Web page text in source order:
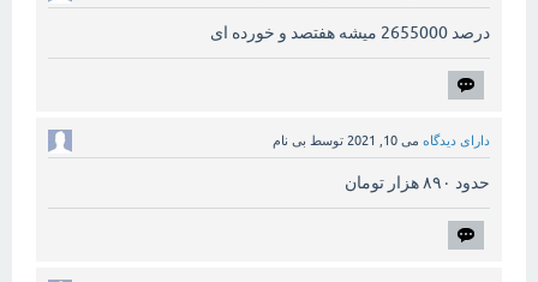
درصد 2655000 میشه هفتصد و خورده ای
دارای دیدگاه می 10, 2021 توسط بی نام
حدود ۸۹۰ هزار تومان